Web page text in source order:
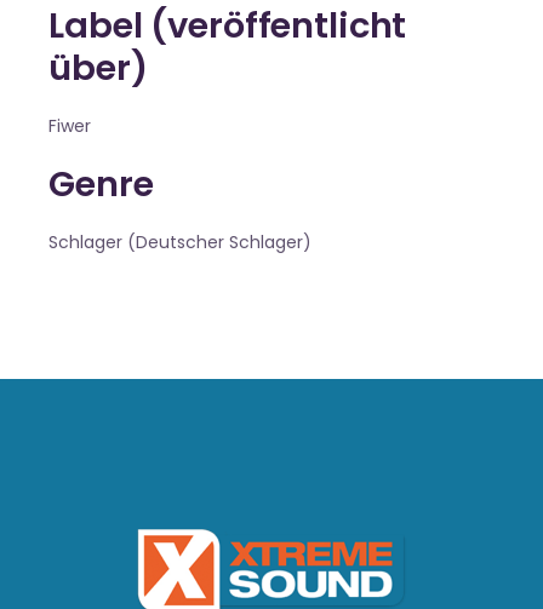
Label (veröffentlicht
über)
Fiwer
Genre
Schlager (Deutscher Schlager)